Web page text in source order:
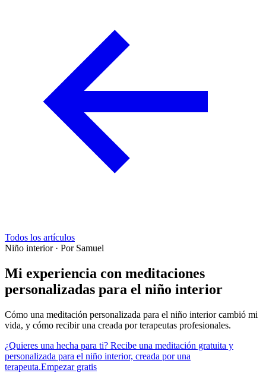
Todos los artículos
Niño interior · Por Samuel
Mi experiencia con meditaciones
personalizadas para el niño interior
Cómo una meditación personalizada para el niño interior cambió mi
vida, y cómo recibir una creada por terapeutas profesionales.
¿Quieres una hecha para ti? Recibe una meditación gratuita y
personalizada para el niño interior, creada por una
terapeuta.Empezar gratis